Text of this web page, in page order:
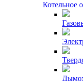
Котельное